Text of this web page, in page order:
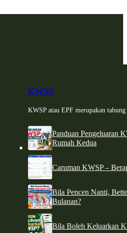
KWSP
KWSP atau EPF merupakan
Panduan Pengeluaran
Rumah Kedua
Caruman KWSP –
Bila Pencen Nanti,
Bulanan?
Bila Boleh Keluarkan